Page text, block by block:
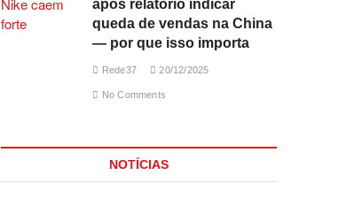
após relatório indicar
queda de vendas na China
— por que isso importa
Rede37 20/12/2025
No Comments
NOTÍCIAS